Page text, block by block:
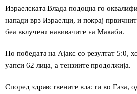
Израелската Влада подоцна го
напади врз Израелци, и покрај
беа вклучени навивачите на Макаби.
По победата на Ајакс со резултат 5:0,
уапси 62 лица, а тензиите продолжија.
Според здравствените власти во Газа,